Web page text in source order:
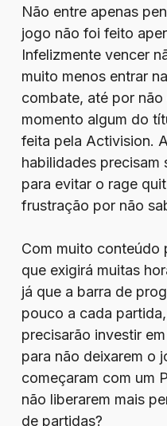
Não entre apenas
jogo não foi feito
Infelizmente vencer
muito menos entrar
combate, até por não
momento algum do
feita pela Activision.
habilidades precisam
para evitar o rage
frustração por não
Com muito conteúdo
que exigirá muitas
já que a barra de
pouco a cada
precisarão investir
para não deixarem o
começaram com um
não liberarem mais
de partidas?